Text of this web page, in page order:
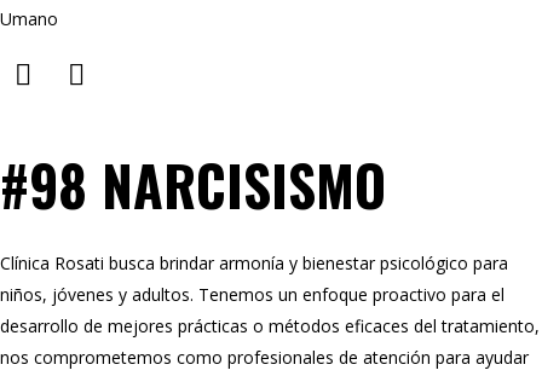
Umano
#98 NARCISISMO
Clínica Rosati busca brindar armonía y bienestar psicológico para
niños, jóvenes y adultos. Tenemos un enfoque proactivo para el
desarrollo de mejores prácticas o métodos eficaces del tratamiento,
nos comprometemos como profesionales de atención para ayudar